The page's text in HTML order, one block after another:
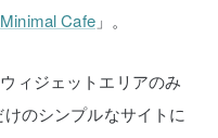
Minimal Cafe」。
ィジェットエリアのみ
のシンプルなサイトに